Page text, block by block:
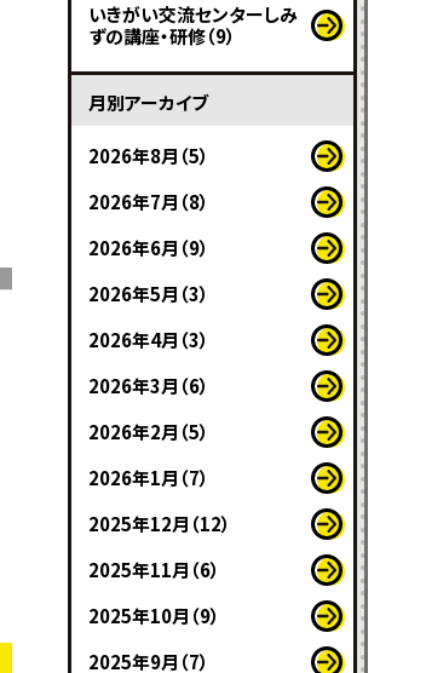
いきがい交流センターしみ
ずの講座・研修（9）
月別アーカイブ
2026年8月（5）
2026年7月（8）
2026年6月（9）
2026年5月（3）
2026年4月（3）
2026年3月（6）
2026年2月（5）
2026年1月（7）
2025年12月（12）
2025年11月（6）
2025年10月（9）
2025年9月（7）